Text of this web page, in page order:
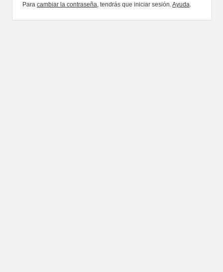
Para cambiar la contraseña, tendrás que iniciar sesión.Ayuda.